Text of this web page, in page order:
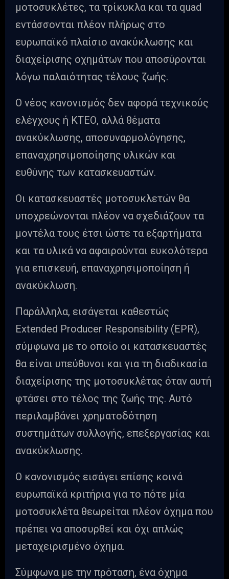
μοτοσυκλέτες, τα τρίκυκλα και τα quad
εντάσσονται πλέον πλήρως στο
ευρωπαϊκό πλαίσιο ανακύκλωσης και
διαχείρισης οχημάτων που αποσύρονται
λόγω παλαιότητας τέλους ζωής.
Ο νέος κανονισμός δεν αφορά τεχνικούς
ελέγχους ή ΚΤΕΟ, αλλά θέματα
ανακύκλωσης, αποσυναρμολόγησης,
επαναχρησιμοποίησης υλικών και
ευθύνης των κατασκευαστών.
Οι κατασκευαστές μοτοσυκλετών θα
υποχρεώνονται πλέον να σχεδιάζουν τα
μοντέλα τους έτσι ώστε τα εξαρτήματα
και τα υλικά να αφαιρούνται ευκολότερα
για επισκευή, επαναχρησιμοποίηση ή
ανακύκλωση.
Παράλληλα, εισάγεται καθεστώς
Extended Producer Responsibility (EPR),
σύμφωνα με το οποίο οι κατασκευαστές
θα είναι υπεύθυνοι και για τη διαδικασία
διαχείρισης της μοτοσυκλέτας όταν αυτή
φτάσει στο τέλος της ζωής της. Αυτό
περιλαμβάνει χρηματοδότηση
συστημάτων συλλογής, επεξεργασίας και
ανακύκλωσης.
Ο κανονισμός εισάγει επίσης κοινά
ευρωπαϊκά κριτήρια για το πότε μία
μοτοσυκλέτα θεωρείται πλέον όχημα που
πρέπει να αποσυρθεί και όχι απλώς
μεταχειρισμένο όχημα.
Σύμφωνα με την πρόταση, ένα όχημα